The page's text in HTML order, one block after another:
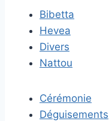
Bibetta
Hevea
Divers
Nattou
Cérémonie
Déguisements